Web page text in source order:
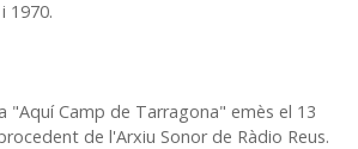
1970.
"Aquí Camp de Tarragona" emès el 13
de l'Arxiu Sonor de Ràdio Reus.